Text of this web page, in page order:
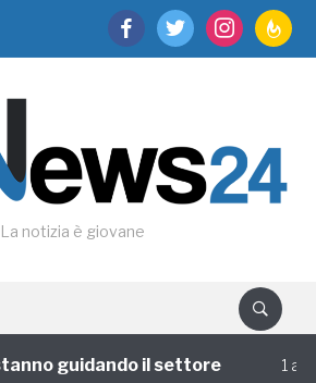
facebooktwitter instagram
La notizia è giovane
guidando il settore 1 annofa